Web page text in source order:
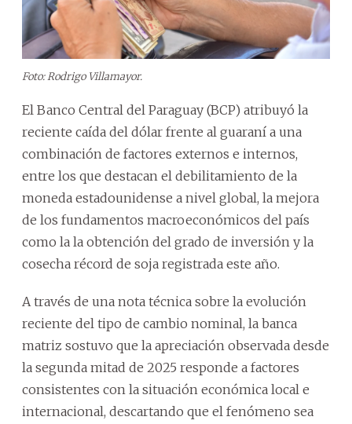
Foto: Rodrigo Villamayor.
El Banco Central del Paraguay (BCP) atribuyó la
reciente caída del dólar frente al guaraní a una
combinación de factores externos e internos,
entre los que destacan el debilitamiento de la
moneda estadounidense a nivel global, la mejora
de los fundamentos macroeconómicos del país
como la la obtención del grado de inversión y la
cosecha récord de soja registrada este año.
A través de una nota técnica sobre la evolución
reciente del tipo de cambio nominal, la banca
matriz sostuvo que la apreciación observada desde
la segunda mitad de 2025 responde a factores
consistentes con la situación económica local e
internacional, descartando que el fenómeno sea